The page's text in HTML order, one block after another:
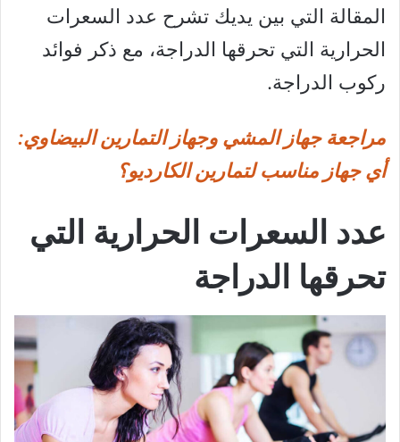
المقالة التي بين يديك تشرح عدد السعرات
الحرارية التي تحرقها الدراجة، مع ذكر فوائد
ركوب الدراجة.
مراجعة جهاز المشي وجهاز التمارين البيضاوي:
أي جهاز مناسب لتمارين الكارديو؟
عدد السعرات الحرارية التي
تحرقها الدراجة